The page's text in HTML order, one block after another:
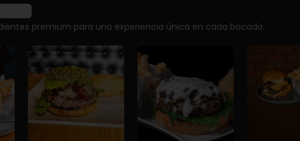
premium para una experiencia única en cada bocado.